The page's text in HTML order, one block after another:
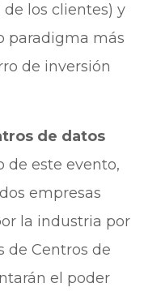
los clientes) y
paradigma más
de inversión
de datos
de este evento,
empresas
la industria por
de Centros de
el poder